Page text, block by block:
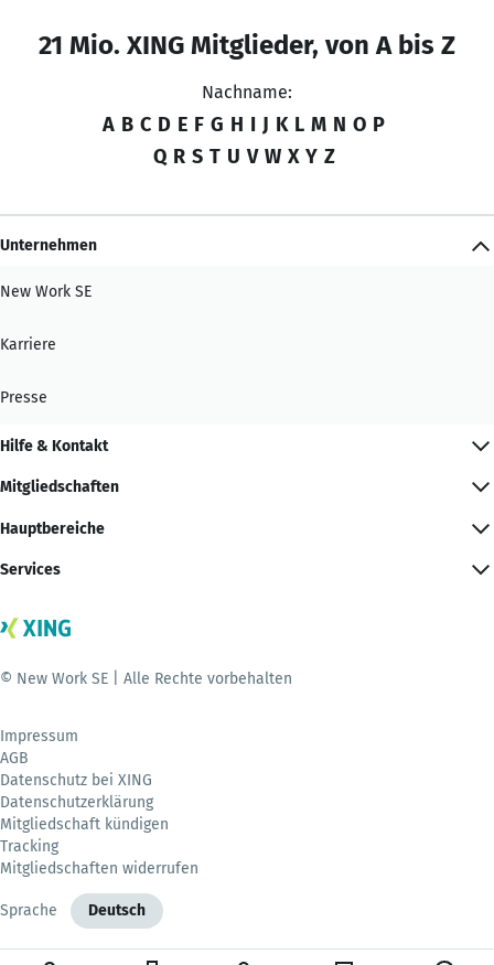
21 Mio. XING Mitglieder, von A bis Z
Nachname:
A B C D E F G H I J K L M N O P
Q R S T U V W X Y Z
Unternehmen
New Work SE
Karriere
Presse
Hilfe & Kontakt
Mitgliedschaften
Hauptbereiche
Services
© New Work SE | Alle Rechte vorbehalten
Impressum
AGB
Datenschutz bei XING
Datenschutzerklärung
Mitgliedschaft kündigen
Tracking
Mitgliedschaften widerrufen
Sprache Deutsch